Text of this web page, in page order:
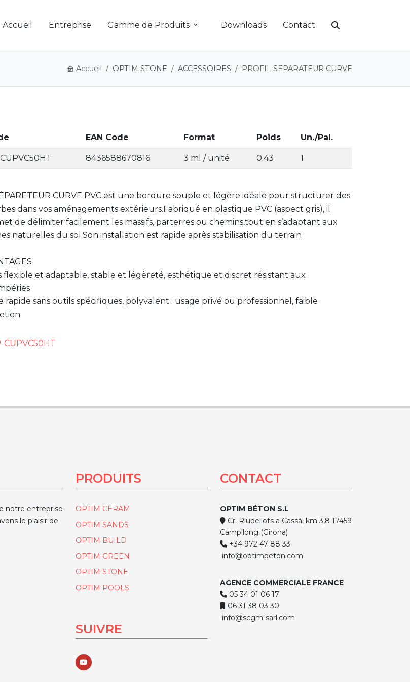
Accueil Entreprise Gamme de Produits Downloads Contact
Accueil OPTIM STONE ACCESSOIRES PROFIL SEPARATEUR CURVE
EAN Code Format Poids Un./Pal.
8436588670816 3 ml / unité 0.43 1
CURVE PVC est une bordure souple et légère idéale pour structurer des
dans vos aménagements extérieurs.Fabriqué en plastique PVC (aspect gris), il
de délimiter facilement les massifs, parterres ou chemins,tout en s’adaptant aux
naturelles du sol.Son installation est rapide après stabilisation du terrain
flexible et adaptable, stable et légèreté, esthétique et discret résistant aux
rapide sans outils spécifiques, polyvalent : usage privé ou professionnel, faible
CUPVC50HT
notre entreprise
le plaisir de
PRODUITS
OPTIM CERAM
OPTIM SANDS
OPTIM BUILD
OPTIM GREEN
OPTIM STONE
OPTIM POOLS
SUIVRE
CONTACT
OPTIM BÉTON S.L
Cr. Riudellots a Cassà, km 3,8 17459
Campllong (Girona)
+34 972 47 88 33
info@optimbeton.com
AGENCE COMMERCIALE FRANCE
05 34 01 06 17
06 31 38 03 30
info@scgm-sarl.com